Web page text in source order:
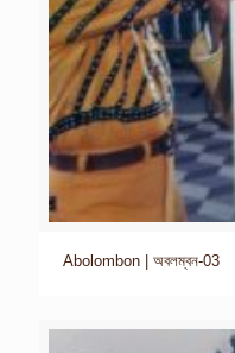
Abolombon | অবলম্বন-03